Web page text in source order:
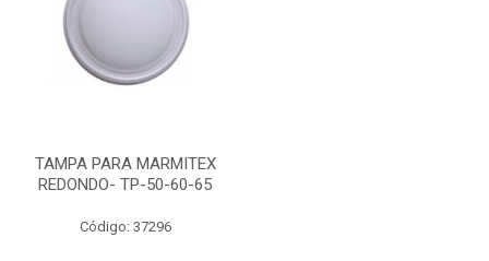
TAMPA PARA MARMITEX
REDONDO- TP-50-60-65
Código: 37296